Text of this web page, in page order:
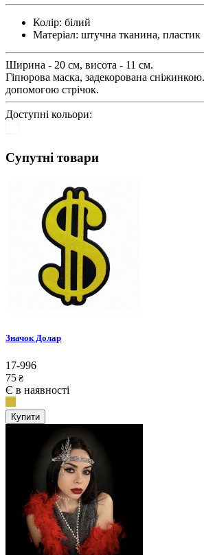
Колір: білий
Матеріал: штучна тканина, пластик
Ширина - 20 см, висота - 11 см.
Гіпюрова маска, задекорована
допомогою стрічок.
Доступні кольори:
Супутні товари
Значок Долар
17-996
75 ₴
Є в наявності
Купити